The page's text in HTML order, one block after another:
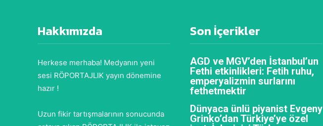
Hakkımızda
Herkese merhaba! Medyanın yeni
sesi RÖPORTAJLIK yayın dönemine
hazır !
Uzun fikir tartışmalarının sonucunda
Son İçerikler
AGD ve MGV’den İstanbul’un
Fethi etkinlikleri: Fetih ruhu,
emperyalizmin surlarını
fethetmektir
Dünyaca ünlü piyanist Evgeny
Grinko’dan Türkiye’ye özel